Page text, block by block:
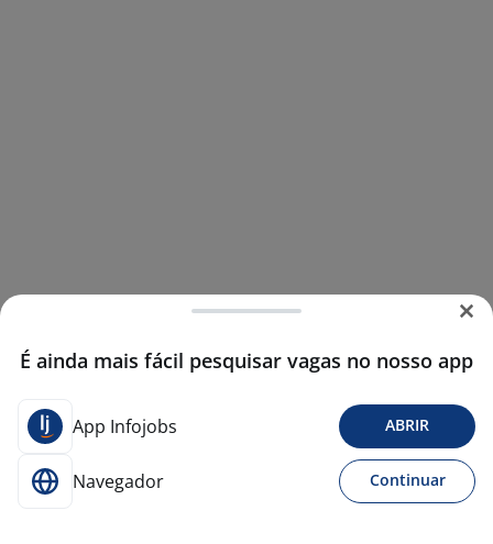
É ainda mais fácil pesquisar vagas no nosso app
App Infojobs ABRIR
Navegador Continuar